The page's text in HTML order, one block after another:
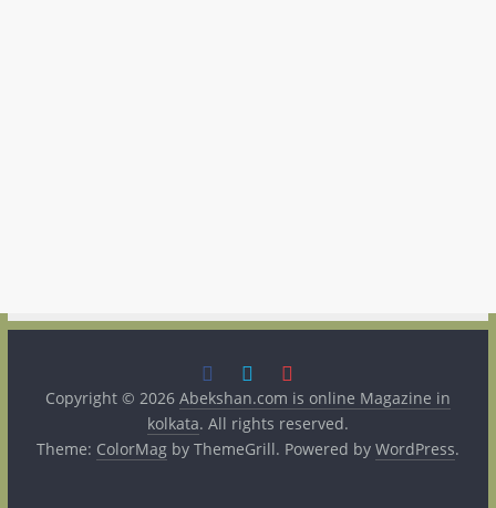
Copyright © 2026 Abekshan.com is online Magazine in
kolkata. All rights reserved.
Theme: ColorMagby ThemeGrill. Powered by WordPress.